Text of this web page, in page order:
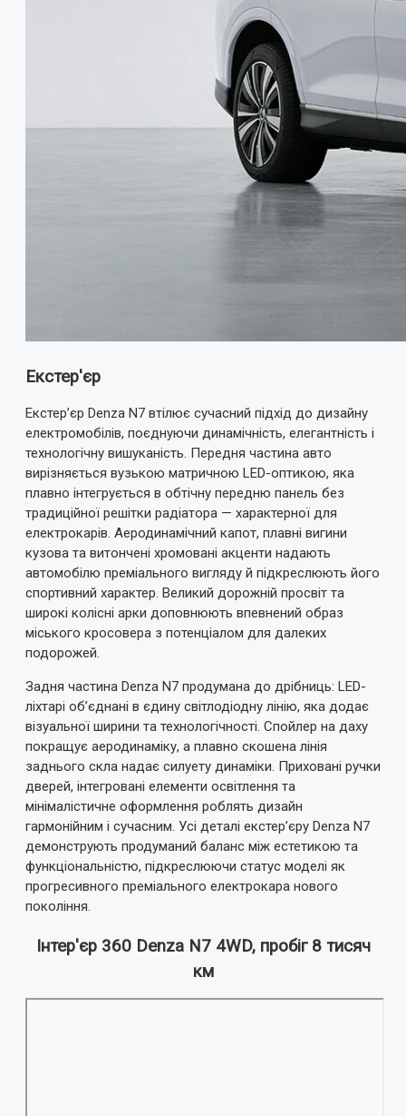
Екстер'єр
Екстер’єр Denza N7 втілює сучасний підхід до дизайну
електромобілів, поєднуючи динамічність, елегантність і
технологічну вишуканість. Передня частина авто
вирізняється вузькою матричною LED-оптикою, яка
плавно інтегрується в обтічну передню панель без
традиційної решітки радіатора — характерної для
електрокарів. Аеродинамічний капот, плавні вигини
кузова та витончені хромовані акценти надають
автомобілю преміального вигляду й підкреслюють його
спортивний характер. Великий дорожній просвіт та
широкі колісні арки доповнюють впевнений образ
міського кросовера з потенціалом для далеких
подорожей.
Задня частина Denza N7 продумана до дрібниць: LED-
ліхтарі об’єднані в єдину світлодіодну лінію, яка додає
візуальної ширини та технологічності. Спойлер на даху
покращує аеродинаміку, а плавно скошена лінія
заднього скла надає силуету динаміки. Приховані ручки
дверей, інтегровані елементи освітлення та
мінімалістичне оформлення роблять дизайн
гармонійним і сучасним. Усі деталі екстер’єру Denza N7
демонструють продуманий баланс між естетикою та
функціональністю, підкреслюючи статус моделі як
прогресивного преміального електрокара нового
покоління.
Інтер'єр 360 Denza N7 4WD, пробіг 8 тисяч
км